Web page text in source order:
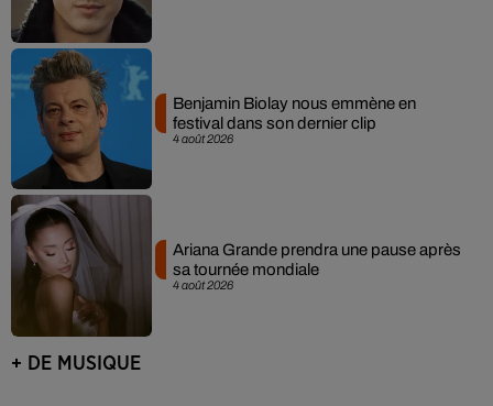
4 août 2026
Benjamin Biolay nous emmène en
festival dans son dernier clip
4 août 2026
Ariana Grande prendra une pause après
sa tournée mondiale
+ DE MUSIQUE